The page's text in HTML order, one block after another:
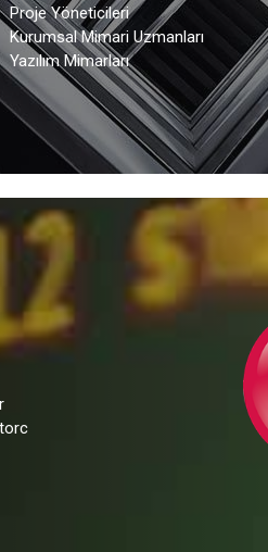
Proje Yöneticileri
Kurumsal Mimari Uzmanları
Yazılım Mimarları